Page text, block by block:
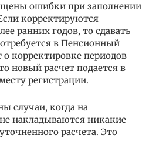
ошибки при заполнении
корректируются
ранних годов, то сдавать
в Пенсионный
корректировке периодов
новый расчет подается в
регистрации.
случаи, когда на
накладываются никакие
расчета. Это